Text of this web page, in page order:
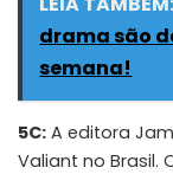
drama são
semana!
5C: A editora
Valiant no Brasil.